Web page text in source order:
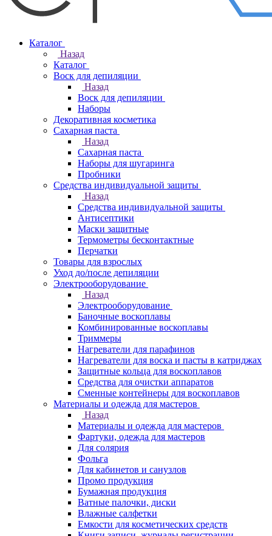
Каталог
Назад
Каталог
Воск для депиляции
Назад
Воск для депиляции
Наборы
Декоративная косметика
Сахарная паста
Назад
Сахарная паста
Наборы для шугаринга
Пробники
Средства индивидуальной защиты
Назад
Средства индивидуальной защиты
Антисептики
Маски защитные
Термометры бесконтактные
Перчатки
Товары для взрослых
Уход до/после депиляции
Электрооборудование
Назад
Электрооборудование
Баночные воскоплавы
Комбинированные воскоплавы
Триммеры
Нагреватели для парафинов
Нагреватели для воска и пасты в катриджах
Защитные кольца для воскоплавов
Средства для очистки аппаратов
Сменные контейнеры для воскоплавов
Материалы и одежда для мастеров
Назад
Материалы и одежда для мастеров
Фартуки, одежда для мастеров
Для солярия
Фольга
Для кабинетов и санузлов
Промо продукция
Бумажная продукция
Ватные палочки, диски
Влажные салфетки
Емкости для косметических средств